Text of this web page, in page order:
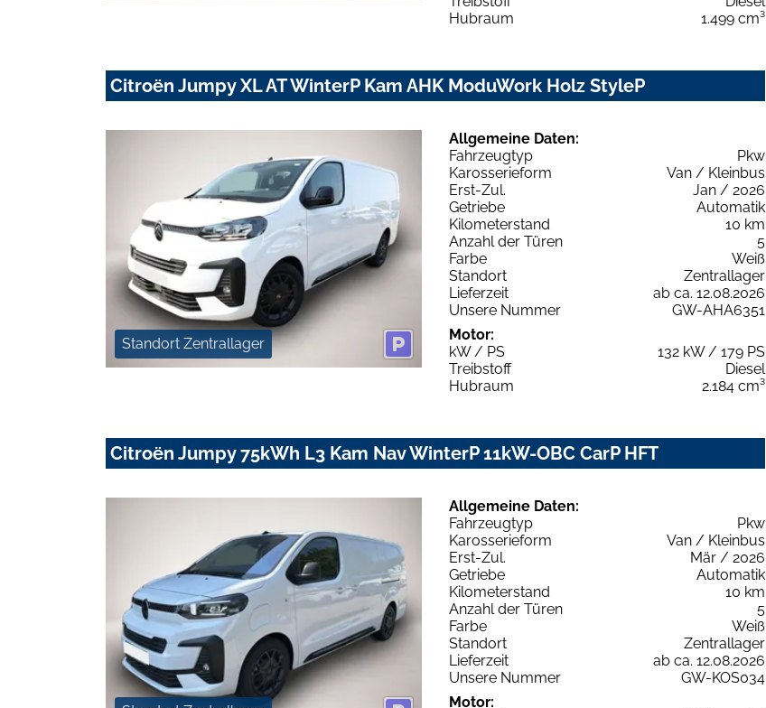
Hubraum
1.499 cm³
Citroën Jumpy XL AT WinterP Kam AHK ModuWork Holz StyleP
Standort Zentrallager
Allgemeine Daten:
Fahrzeugtyp
Pkw
Karosserieform
Van / Kleinbus
Erst-Zul.
Jan / 2026
Getriebe
Automatik
Kilometerstand
10 km
Anzahl der Türen
5
Farbe
Weiß
Standort
Zentrallager
Lieferzeit
ab ca. 12.08.2026
Unsere Nummer
GW-AHA6351
Motor:
kW / PS
132 kW / 179 PS
Treibstoff
Diesel
Hubraum
2.184 cm³
Citroën Jumpy 75kWh L3 Kam Nav WinterP 11kW-OBC CarP HFT
Allgemeine Daten:
Fahrzeugtyp
Pkw
Karosserieform
Van / Kleinbus
Erst-Zul.
Mär / 2026
Getriebe
Automatik
Kilometerstand
10 km
Anzahl der Türen
5
Farbe
Weiß
Standort
Zentrallager
Lieferzeit
ab ca. 12.08.2026
Unsere Nummer
GW-KOS034
Motor: